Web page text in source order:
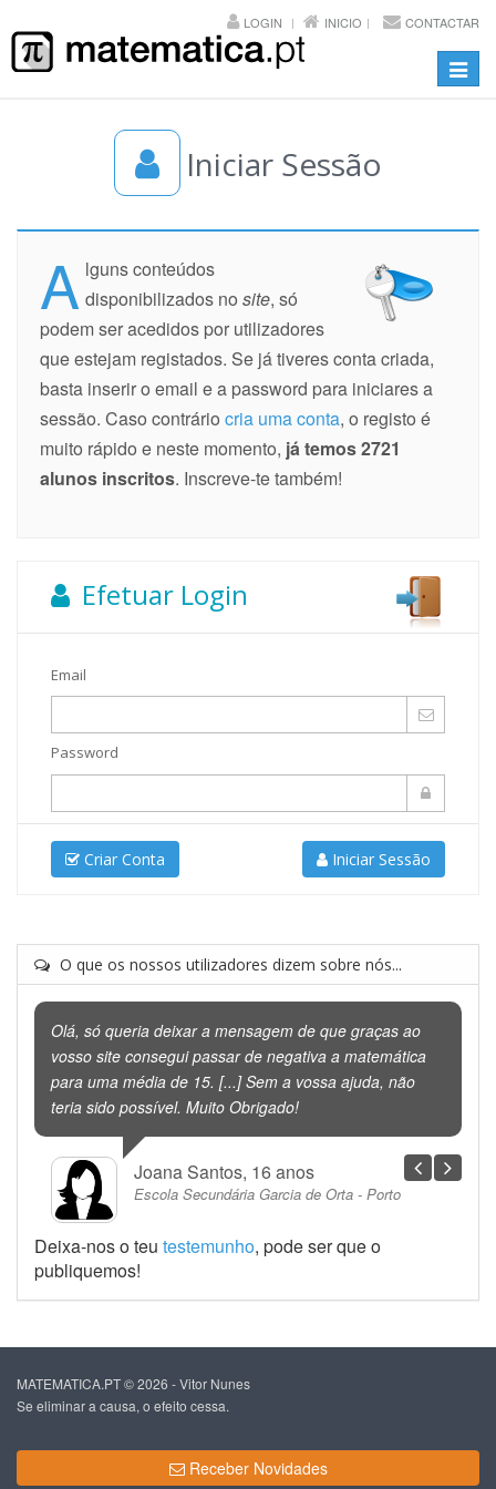
LOGIN INICIO CONTACTAR
Iniciar Sessão
A lguns conteúdos
disponibilizados no site, só
podem ser acedidos por utilizadores
que estejam registados. Se já tiveres conta criada,
basta inserir o email e a password para iniciares a
sessão. Caso contrário cria uma conta, o registo é
muito rápido e neste momento, já temos 2721
alunos inscritos. Inscreve-te também!
Efetuar Login
Email
Password
Criar Conta Iniciar Sessão
O que os nossos utilizadores dizem sobre nós...
Olá, só queria deixar a mensagem de que graças ao
vosso site consegui passar de negativa a matemática
para uma média de 15. [...] Sem a vossa ajuda, não
teria sido possível. Muito Obrigado!
Joana Santos, 16 anos
Escola Secundária Garcia de Orta - Porto
Deixa-nos o teu testemunho, pode ser que o
publiquemos!
MATEMATICA.PT © 2026 - Vitor Nunes
Se eliminar a causa, o efeito cessa.
Receber Novidades